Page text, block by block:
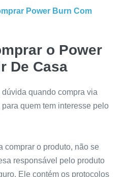
Power Burn Com
o Power
De Casa
quando compra via
quem tem interesse pelo
comprar o produto, não se
responsável pelo produto
Ele contém os protocolos